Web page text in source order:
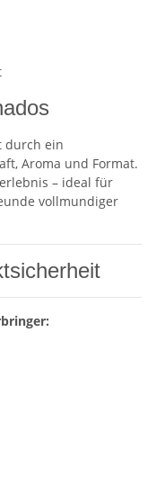
durch ein
Aroma und Format.
– ideal für
vollmundiger